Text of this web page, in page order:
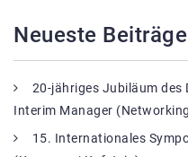
Neueste Beiträge
20-jähriges Jubiläum des
Interim Manager
15. Internationales